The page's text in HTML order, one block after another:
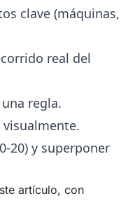
clave (máquinas,
real del
regla.
visualmente.
20) y superponer
artículo, con